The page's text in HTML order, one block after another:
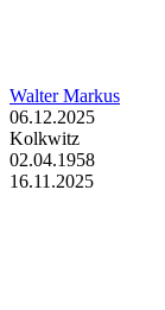
Walter Markus
06.12.2025
Kolkwitz
02.04.1958
16.11.2025